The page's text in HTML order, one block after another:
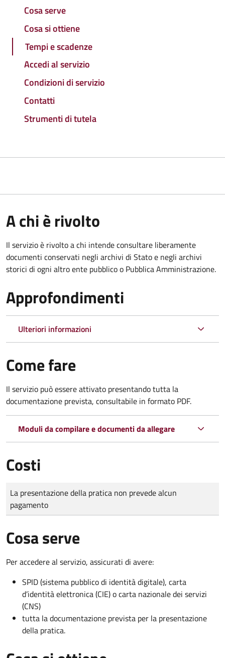
Cosa serve
Cosa si ottiene
Tempi e scadenze
Accedi al servizio
Condizioni di servizio
Contatti
Strumenti di tutela
A chi è rivolto
Il servizio è rivolto a chi intende consultare liberamente
documenti conservati negli archivi di Stato e negli archivi
storici di ogni altro ente pubblico o Pubblica Amministrazione.
Approfondimenti
Ulteriori informazioni
Come fare
Il servizio può essere attivato presentando tutta la
documentazione prevista, consultabile in formato PDF.
Moduli da compilare e documenti da allegare
Costi
Tipo di pagamento
Importo
La presentazione della pratica non prevede alcun
pagamento
Cosa serve
Per accedere al servizio, assicurati di avere:
SPID (sistema pubblico di identità digitale), carta
d’identità elettronica (CIE) o carta nazionale dei servizi
(CNS)
tutta la documentazione prevista per la presentazione
della pratica.